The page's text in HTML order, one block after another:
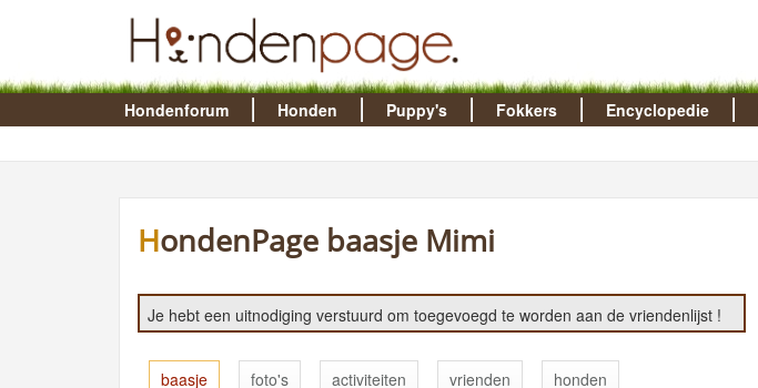
Hondenforum Honden Puppy's Fokkers Encyclopedie
HondenPage baasje Mimi
Je hebt een uitnodiging verstuurd om toegevoegd te worden aan de vriendenlijst !
baasje foto's activiteiten vrienden honden